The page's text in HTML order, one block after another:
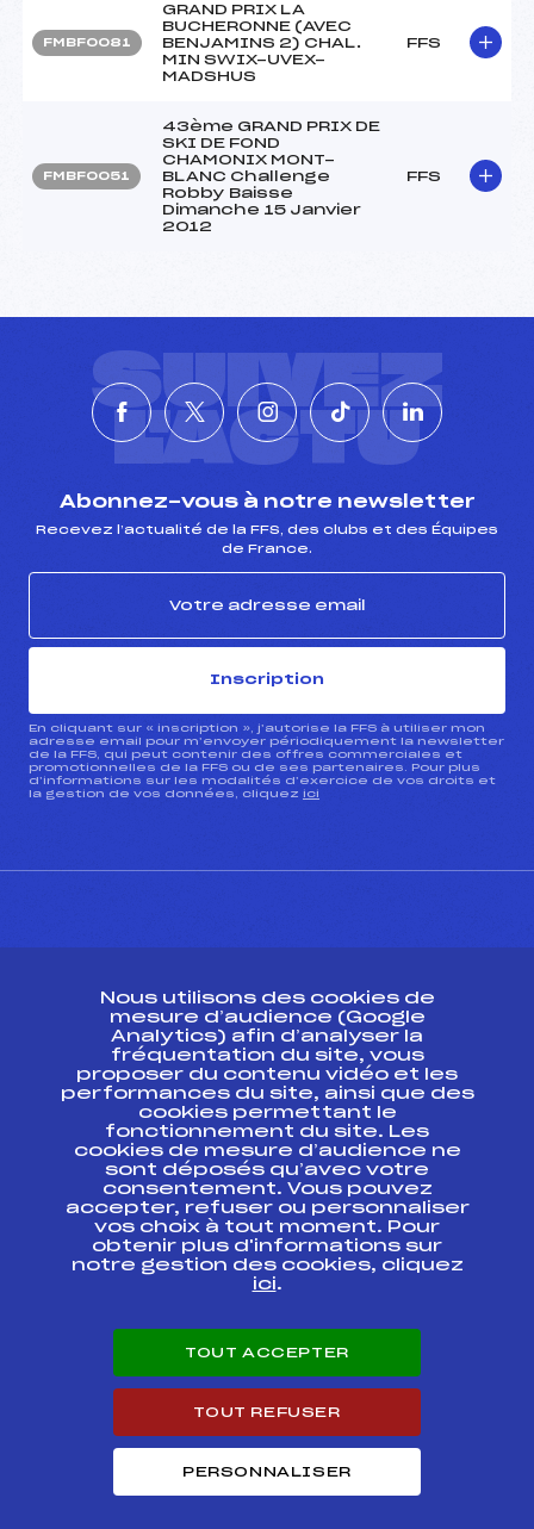
FMBF0081
GRAND PRIX LA
BUCHERONNE (AVEC
BENJAMINS 2) CHAL.
MIN SWIX-UVEX-
MADSHUS
FFS
FMBF0051
43ème GRAND PRIX DE
SKI DE FOND
CHAMONIX MONT-
BLANC Challenge
Robby Baisse
Dimanche 15 Janvier
2012
FFS
SUIVEZ
L'ACTU
Abonnez-vous à notre newsletter
Recevez l’actualité de la FFS, des clubs et des Équipes
de France.
Inscription
En cliquant sur « inscription », j’autorise la FFS à utiliser mon
adresse email pour m’envoyer périodiquement la newsletter
de la FFS, qui peut contenir des offres commerciales et
promotionnelles de la FFS ou de ses partenaires. Pour plus
d’informations sur les modalités d’exercice de vos droits et
la gestion de vos données, cliquez ici
ESPACE PRESSE
Ressources
Pass’Neige
Projet sportif fédéral
Projet de performance fédéral
Antidopage
Pôle Développement, Formation, Suivi
Scientifique
Listes ministérielles
Pôle vie de l’athlète
Carrières
Nous utilisons des cookies de
mesure d’audience (Google
Analytics) afin d’analyser la
fréquentation du site, vous
proposer du contenu vidéo et les
performances du site, ainsi que des
cookies permettant le
fonctionnement du site. Les
cookies de mesure d’audience ne
sont déposés qu’avec votre
consentement. Vous pouvez
accepter, refuser ou personnaliser
vos choix à tout moment. Pour
obtenir plus d'informations sur
notre gestion des cookies, cliquez
ici.
TOUT ACCEPTER
TOUT REFUSER
PERSONNALISER